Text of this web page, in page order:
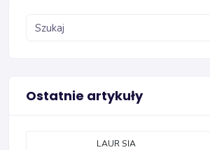
Ostatnie artykuły
LAUR SIA